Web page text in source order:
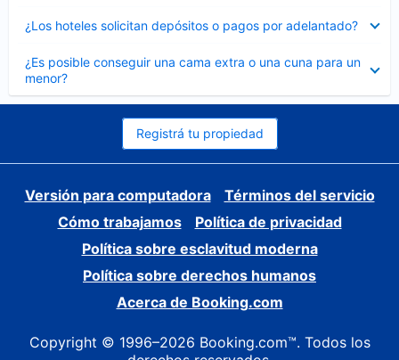
¿Los hoteles solicitan depósitos o pagos por adelantado?
cerrado
¿Es posible conseguir una cama extra o una cuna para un
menor?
cerrado
Registrá tu propiedad
Versión para computadora
Términos del servicio
Cómo trabajamos
Política de privacidad
Política sobre esclavitud moderna
Política sobre derechos humanos
Acerca de Booking.com
Copyright © 1996–2026 Booking.com™. Todos los